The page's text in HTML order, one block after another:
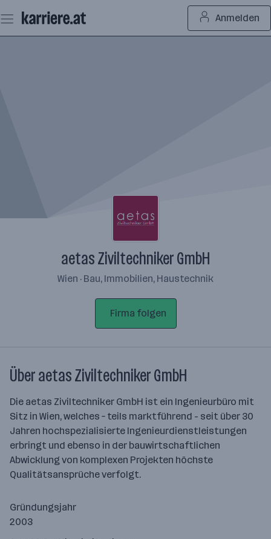
Seiteninhalt
springen
Anmelden
aetas Ziviltechniker GmbH
Wien · Bau, Immobilien, Haustechnik
Firma folgen
Über aetas Ziviltechniker GmbH
Die aetas Ziviltechniker GmbH ist ein Ingenieurbüro mit
Sitz in Wien, welches – teils marktführend - seit über 30
Jahren hochspezialisierte Ingenieurdienstleistungen
erbringt und ebenso in der bauwirtschaftlichen
Abwicklung von komplexen Projekten höchste
Qualitätsansprüche verfolgt.
Gründungsjahr
2003